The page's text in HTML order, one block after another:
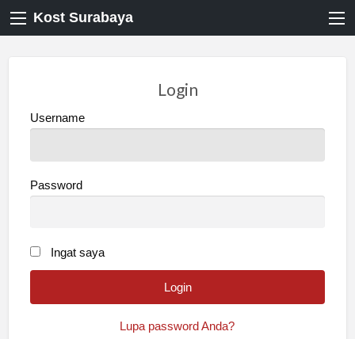
Kost Surabaya
Login
Username
Password
Ingat saya
Lupa password Anda?